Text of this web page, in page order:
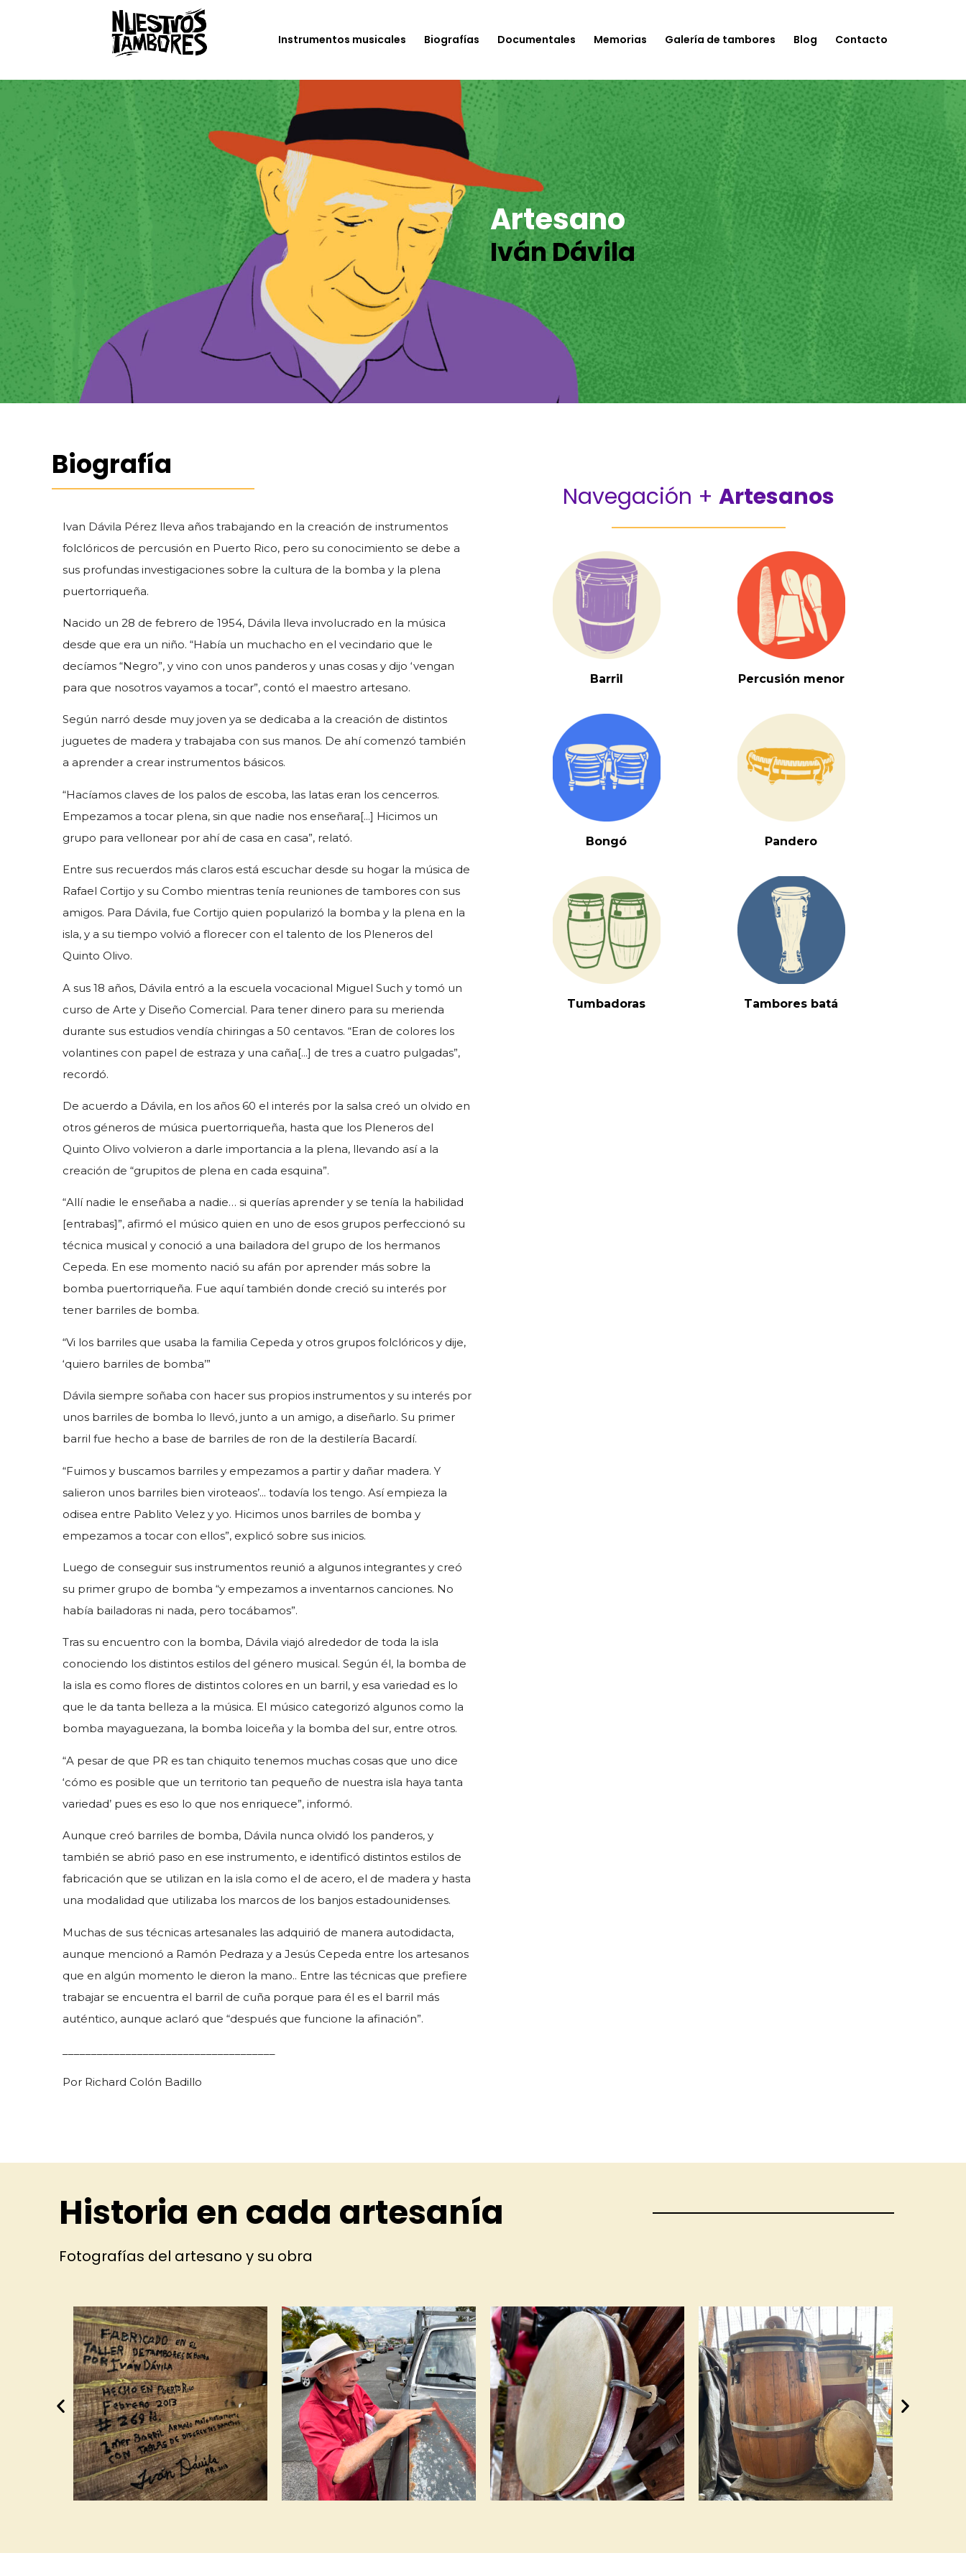
Instrumentos musicales Biografías Documentales Memorias Galería de tambores Blog Contacto
Artesano
Iván Dávila
Biografía
Ivan Dávila Pérez lleva años trabajando en la creación de instrumentos
folclóricos de percusión en Puerto Rico, pero su conocimiento se debe a
sus profundas investigaciones sobre la cultura de la bomba y la plena
puertorriqueña.
Nacido un 28 de febrero de 1954, Dávila lleva involucrado en la música
desde que era un niño. “Había un muchacho en el vecindario que le
decíamos “Negro”, y vino con unos panderos y unas cosas y dijo ‘vengan
para que nosotros vayamos a tocar”, contó el maestro artesano.
Según narró desde muy joven ya se dedicaba a la creación de distintos
juguetes de madera y trabajaba con sus manos. De ahí comenzó también
a aprender a crear instrumentos básicos.
“Hacíamos claves de los palos de escoba, las latas eran los cencerros.
Empezamos a tocar plena, sin que nadie nos enseñara[...] Hicimos un
grupo para vellonear por ahí de casa en casa”, relató.
Entre sus recuerdos más claros está escuchar desde su hogar la música de
Rafael Cortijo y su Combo mientras tenía reuniones de tambores con sus
amigos. Para Dávila, fue Cortijo quien popularizó la bomba y la plena en la
isla, y a su tiempo volvió a florecer con el talento de los Pleneros del
Quinto Olivo.
A sus 18 años, Dávila entró a la escuela vocacional Miguel Such y tomó un
curso de Arte y Diseño Comercial. Para tener dinero para su merienda
durante sus estudios vendía chiringas a 50 centavos. “Eran de colores los
volantines con papel de estraza y una caña[...] de tres a cuatro pulgadas”,
recordó.
De acuerdo a Dávila, en los años 60 el interés por la salsa creó un olvido en
otros géneros de música puertorriqueña, hasta que los Pleneros del
Quinto Olivo volvieron a darle importancia a la plena, llevando así a la
creación de “grupitos de plena en cada esquina”.
“Allí nadie le enseñaba a nadie… si querías aprender y se tenía la habilidad
[entrabas]”, afirmó el músico quien en uno de esos grupos perfeccionó su
técnica musical y conoció a una bailadora del grupo de los hermanos
Cepeda. En ese momento nació su afán por aprender más sobre la
bomba puertorriqueña. Fue aquí también donde creció su interés por
tener barriles de bomba.
“Vi los barriles que usaba la familia Cepeda y otros grupos folclóricos y dije,
‘quiero barriles de bomba’”
Dávila siempre soñaba con hacer sus propios instrumentos y su interés por
unos barriles de bomba lo llevó, junto a un amigo, a diseñarlo. Su primer
barril fue hecho a base de barriles de ron de la destilería Bacardí.
“Fuimos y buscamos barriles y empezamos a partir y dañar madera. Y
salieron unos barriles bien viroteaos’... todavía los tengo. Así empieza la
odisea entre Pablito Velez y yo. Hicimos unos barriles de bomba y
empezamos a tocar con ellos”, explicó sobre sus inicios.
Luego de conseguir sus instrumentos reunió a algunos integrantes y creó
su primer grupo de bomba “y empezamos a inventarnos canciones. No
había bailadoras ni nada, pero tocábamos”.
Tras su encuentro con la bomba, Dávila viajó alrededor de toda la isla
conociendo los distintos estilos del género musical. Según él, la bomba de
la isla es como flores de distintos colores en un barril, y esa variedad es lo
que le da tanta belleza a la música. El músico categorizó algunos como la
bomba mayaguezana, la bomba loiceña y la bomba del sur, entre otros.
“A pesar de que PR es tan chiquito tenemos muchas cosas que uno dice
‘cómo es posible que un territorio tan pequeño de nuestra isla haya tanta
variedad’ pues es eso lo que nos enriquece”, informó.
Aunque creó barriles de bomba, Dávila nunca olvidó los panderos, y
también se abrió paso en ese instrumento, e identificó distintos estilos de
fabricación que se utilizan en la isla como el de acero, el de madera y hasta
una modalidad que utilizaba los marcos de los banjos estadounidenses.
Muchas de sus técnicas artesanales las adquirió de manera autodidacta,
aunque mencionó a Ramón Pedraza y a Jesús Cepeda entre los artesanos
que en algún momento le dieron la mano.. Entre las técnicas que prefiere
trabajar se encuentra el barril de cuña porque para él es el barril más
auténtico, aunque aclaró que “después que funcione la afinación”.
Por Richard Colón Badillo
Navegación + Artesanos
Barril Percusión menor
Bongó Pandero
Tumbadoras Tambores batá
Historia en cada artesanía
Fotografías del artesano y su obra